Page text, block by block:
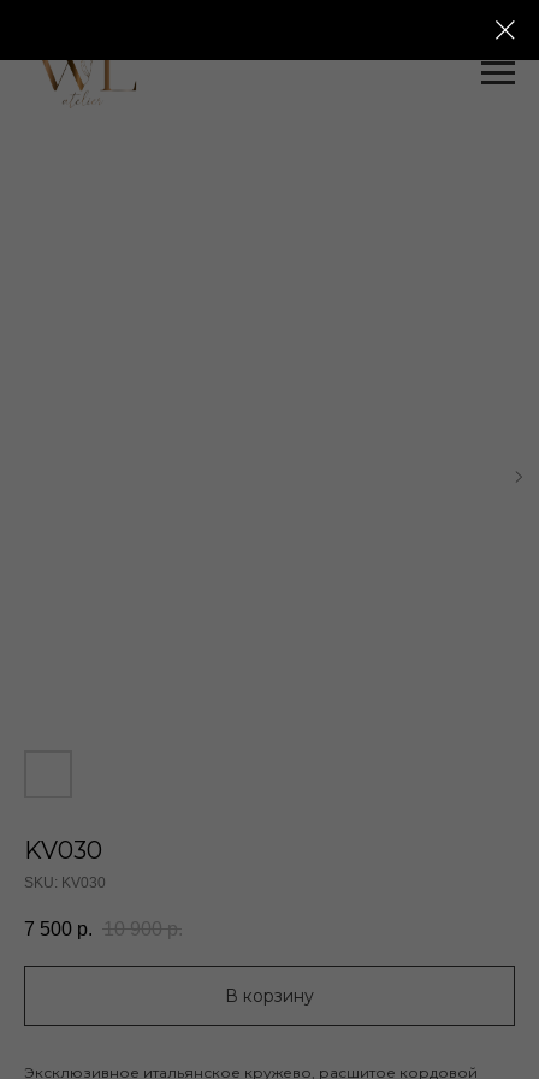
KV030
SKU: KV030
7 500 р. 10 900 р.
В корзину
Эксклюзивное итальянское кружево, расшитое кордовой